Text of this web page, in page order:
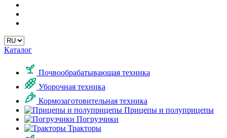
Каталог
Почвообрабатывающая техника
Уборочная техника
Кормозаготовительная техника
Прицепы и полуприцепы
Погрузчики
Тракторы